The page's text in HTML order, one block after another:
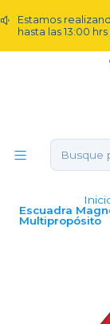
Estamos
hasta las 13:00
Escuadra
Multipropósito